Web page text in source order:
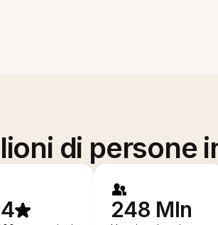
di persone
248 Mln